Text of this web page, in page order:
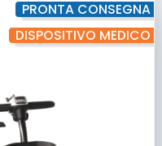
PRONTA CONSEGNA
DISPOSITIVO MEDICO